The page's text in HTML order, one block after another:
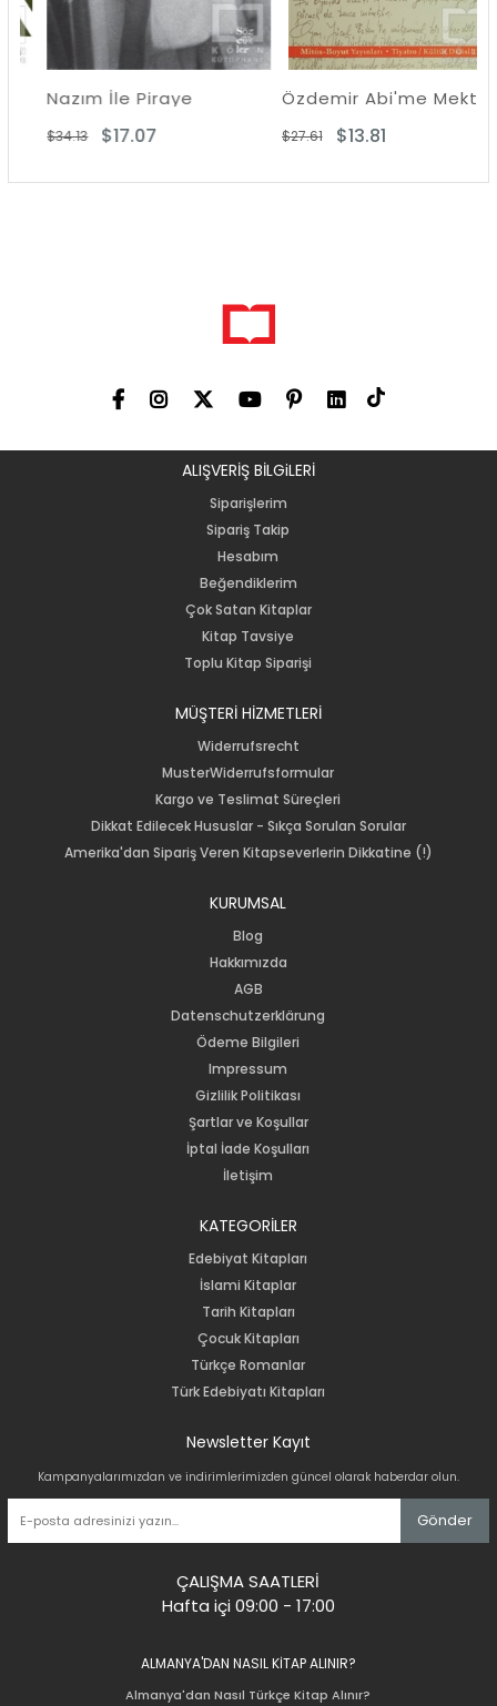
Nazım İle Piraye
$17.07
$34.13
Özdemir Abi'me Mektuplar
$13.81
$27.61
ALIŞVERİŞ BİLGiLERİ
Siparişlerim
Sipariş Takip
Hesabım
Beğendiklerim
Çok Satan Kitaplar
Kitap Tavsiye
Toplu Kitap Siparişi
MÜŞTERİ HİZMETLERİ
Widerrufsrecht
MusterWiderrufsformular
Kargo ve Teslimat Süreçleri
Dikkat Edilecek Hususlar - Sıkça Sorulan Sorular
Amerika'dan Sipariş Veren Kitapseverlerin Dikkatine (!)
KURUMSAL
Blog
Hakkımızda
AGB
Datenschutzerklärung
Ödeme Bilgileri
Impressum
Gizlilik Politikası
Şartlar ve Koşullar
İptal İade Koşulları
İletişim
KATEGORİLER
Edebiyat Kitapları
İslami Kitaplar
Tarih Kitapları
Çocuk Kitapları
Türkçe Romanlar
Türk Edebiyatı Kitapları
Newsletter Kayıt
Kampanyalarımızdan ve indirimlerimizden güncel olarak haberdar olun.
Gönder
ÇALIŞMA SAATLERİ
Hafta içi 09:00 - 17:00
ALMANYA'DAN NASIL KİTAP ALINIR?
Almanya'dan Nasıl Türkçe Kitap Alınır?